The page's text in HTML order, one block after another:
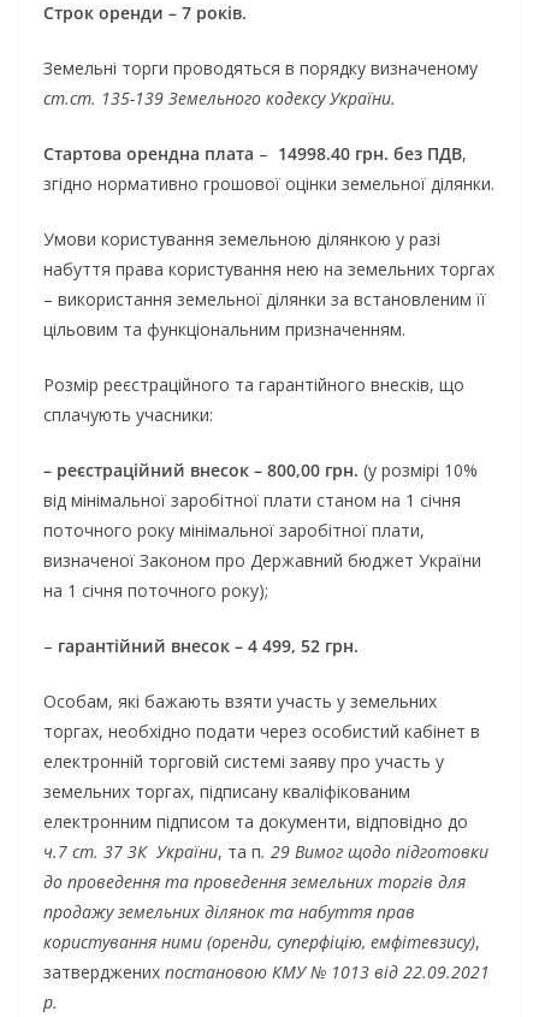
Строк оренди – 7 років.
Земельні торги проводяться в порядку визначеному
ст.ст. 135-139 Земельного кодексу України.
Стартова орендна плата – 14998.40 грн. без ПДВ,
згідно нормативно грошової оцінки земельної ділянки.
Умови користування земельною ділянкою у разі
набуття права користування нею на земельних торгах
– використання земельної ділянки за встановленим її
цільовим та функціональним призначенням.
Розмір реєстраційного та гарантійного внесків, що
сплачують учасники:
– реєстраційний внесок – 800,00 грн. (у розмірі 10%
від мінімальної заробітної плати станом на 1 січня
поточного року мінімальної заробітної плати,
визначеної Законом про Державний бюджет України
на 1 січня поточного року);
– гарантійний внесок – 4 499, 52 грн.
Особам, які бажають взяти участь у земельних
торгах, необхідно подати через особистий кабінет в
електронній торговій системі заяву про участь у
земельних торгах, підписану кваліфікованим
електронним підписом та документи, відповідно до
ч.7 ст. 37 ЗК України, та п. 29 Вимог щодо підготовки
до проведення та проведення земельних торгів для
продажу земельних ділянок та набуття прав
користування ними (оренди, суперфіцію, емфітевзису),
затверджених постановою КМУ № 1013 від 22.09.2021
р.